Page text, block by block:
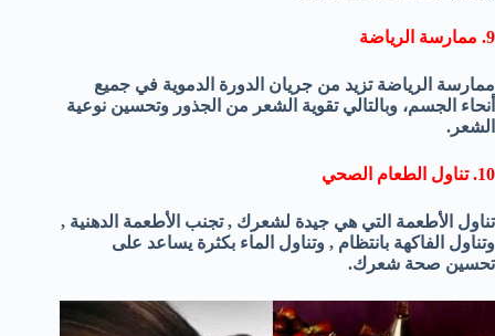
9. ممارسة الرياضة
ممارسة الرياضة تزيد من جريان الدورة الدموية في جميع
أنحاء الجسم، وبالتالي تقوية الشعر من الجذور وتحسين نوعية
الشعر.
10. تناول الطعام الصحي
تناول الأطعمة التي هي جيدة لشعرك , تجنب الأطعمة الدهنية ,
وتناول الفاكهة بانتظام , وتناول الماء بكثرة يساعد على
تحسين صحة شعرك.